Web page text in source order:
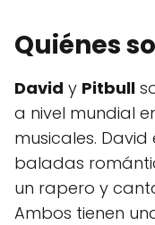
Quiénes
David y Pitbull
a nivel mundial
musicales.
baladas
un rapero y
Ambos tienen